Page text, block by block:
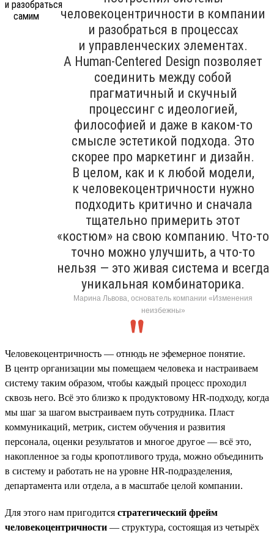
человекоцентричности в компании
и разобраться в процессах
и управленческих элементах.
А Human-Centered Design позволяет
соединить между собой
прагматичный и скучный
процессинг с идеологией,
философией и даже в каком-то
смысле эстетикой подхода. Это
скорее про маркетинг и дизайн.
В целом, как и к любой модели,
к человекоцентричности нужно
подходить критично и сначала
тщательно примерить этот
«костюм» на свою компанию. Что-то
точно можно улучшить, а что-то
нельзя — это живая система и всегда
уникальная комбинаторика.
Марина Львова, основатель компании «Изменения
неизбежны»
Человекоцентричность — отнюдь не эфемерное понятие.
В центр организации мы помещаем человека и настраиваем
систему таким образом, чтобы каждый процесс проходил
сквозь него. Всё это близко к продуктовому HR-подходу, когда
мы шаг за шагом выстраиваем путь сотрудника. Пласт
коммуникаций, метрик, систем обучения и развития
персонала, оценки результатов и многое другое — всё это,
накопленное за годы кропотливого труда, можно объединить
в систему и работать не на уровне HR-подразделения,
департамента или отдела, а в масштабе целой компании.
Для этого нам пригодится стратегический фрейм
человекоцентричности — структура, состоящая из четырёх